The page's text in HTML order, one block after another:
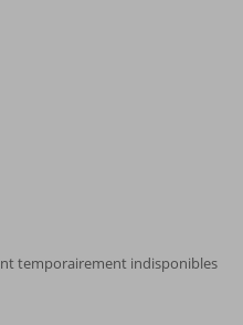
temporairement indisponibles